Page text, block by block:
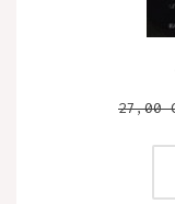
27,00